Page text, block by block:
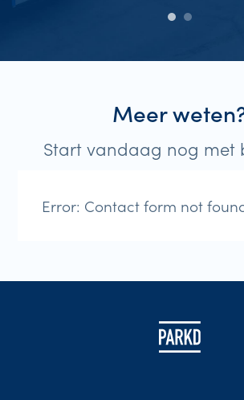
Meer
Start vandaag nog met
Error: Contact form not